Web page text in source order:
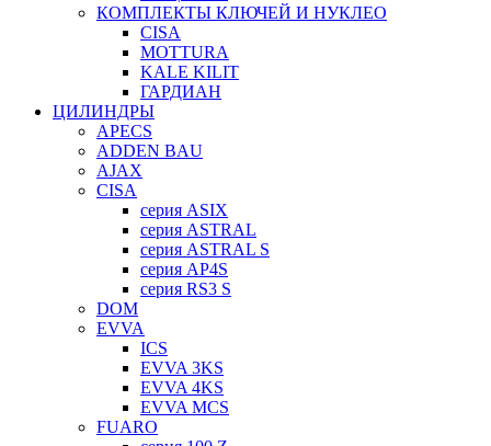
КОМПЛЕКТЫ КЛЮЧЕЙ И НУКЛЕО
CISA
MOTTURA
KALE KILIT
ГАРДИАН
ЦИЛИНДРЫ
APECS
ADDEN BAU
AJAX
CISA
серия ASIX
серия ASTRAL
серия ASTRAL S
серия AP4S
серия RS3 S
DOM
EVVA
ICS
EVVA 3KS
EVVA 4KS
EVVA MCS
FUARO